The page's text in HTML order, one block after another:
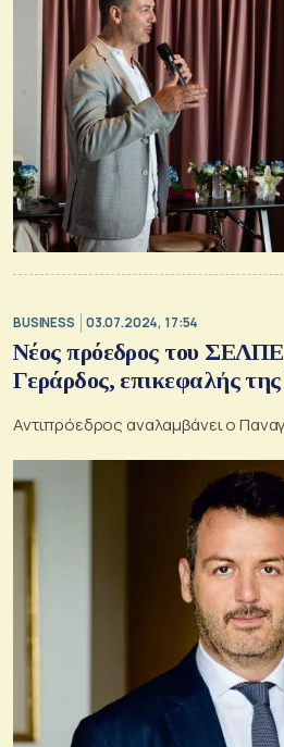
BUSINESS 03.07.2024, 17:54
Νέος πρόεδρος του
Γεράρδος, επικεφαλής
Αντιπρόεδρος αναλαμβάνει ο